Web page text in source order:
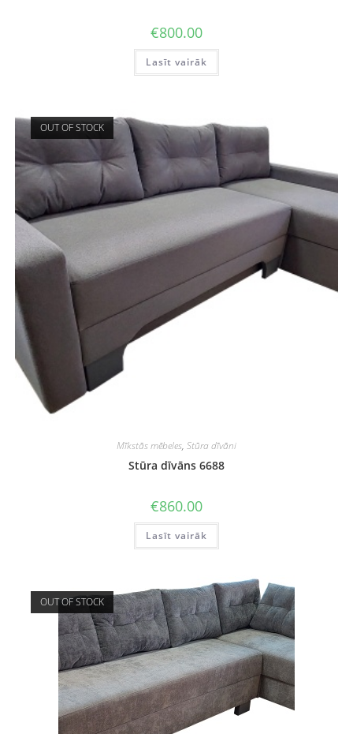
€800.00
Lasīt vairāk
OUT OF STOCK
Mīkstās mēbeles, Stūra dīvāni
Stūra dīvāns 6688
€860.00
Lasīt vairāk
OUT OF STOCK